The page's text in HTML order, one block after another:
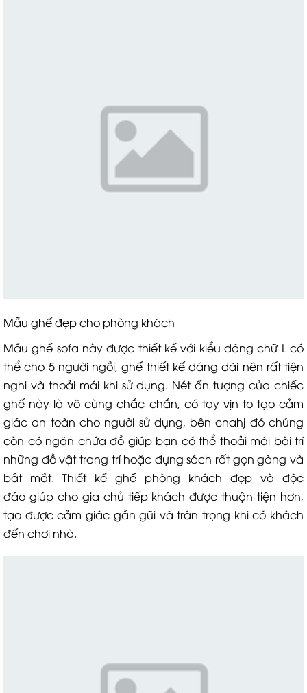
Mẫu ghế đẹp cho phòng khách
Mẫu ghế sofa này được thiết kế với kiểu dáng chữ L có
thể cho 5 người ngồi, ghế thiết kế dáng dài nên rất tiện
nghi và thoải mái khi sử dụng. Nét ấn tượng của chiếc
ghế này là vô cùng chắc chắn, có tay vịn to tạo cảm
giác an toàn cho người sử dụng, bên cnahj đó chúng
còn có ngăn chứa đồ giúp bạn có thể thoải mái bài trí
những đồ vật trang trí hoặc đựng sách rất gọn gàng và
bắt mắt. Thiết kế ghế phòng khách đẹp và độc
đáo giúp cho gia chủ tiếp khách được thuận tiện hơn,
tạo được cảm giác gần gũi và trân trọng khi có khách
đến chơi nhà.